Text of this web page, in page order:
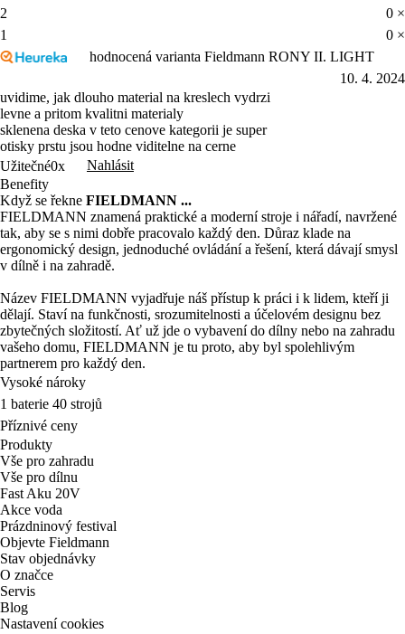
2
0 ×
1
0 ×
hodnocená varianta Fieldmann RONY II. LIGHT
10. 4. 2024
uvidime, jak dlouho material na kreslech vydrzi
levne a pritom kvalitni materialy
sklenena deska v teto cenove kategorii je super
otisky prstu jsou hodne viditelne na cerne
Užitečné0x
Nahlásit
Benefity
Když se řekne FIELDMANN ...
FIELDMANN znamená praktické a moderní stroje i nářadí, navržené
tak, aby se s nimi dobře pracovalo každý den. Důraz klade na
ergonomický design, jednoduché ovládání a řešení, která dávají smysl
v dílně i na zahradě.
Název FIELDMANN vyjadřuje náš přístup k práci i k lidem, kteří ji
dělají. Staví na funkčnosti, srozumitelnosti a účelovém designu bez
zbytečných složitostí. Ať už jde o vybavení do dílny nebo na zahradu
vašeho domu, FIELDMANN je tu proto, aby byl spolehlivým
partnerem pro každý den.
Vysoké nároky
1 baterie 40 strojů
Příznivé ceny
Produkty
Vše pro zahradu
Vše pro dílnu
Fast Aku 20V
Akce voda
Prázdninový festival
Objevte Fieldmann
Stav objednávky
O značce
Servis
Blog
Nastavení cookies